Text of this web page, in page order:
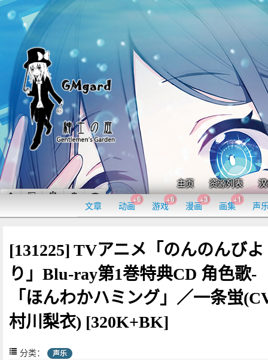
主页 资源列表
文章 动画
+6
游戏
+6
漫画
+3
画集
+1
声
[131225] TVアニメ「のんのんびよ
り」Blu-ray第1巻特典CD 角色歌-
「ほんわかハミング」／一条蛍
村川梨衣) [320K+BK]
分类： 声乐